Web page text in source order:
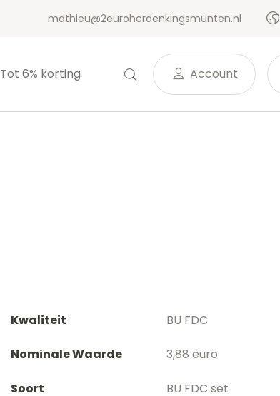
mathieu@2euroherdenkingsmunten.nl
Tot 6% korting Account
Kwaliteit BU FDC
Nominale Waarde 3,88 euro
Soort BU FDC set